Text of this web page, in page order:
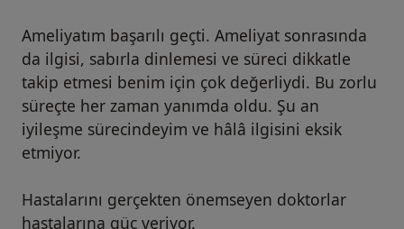
Ameliyatım başarılı geçti. Ameliyat sonrasında
da ilgisi, sabırla dinlemesi ve süreci dikkatle
takip etmesi benim için çok değerliydi. Bu zorlu
süreçte her zaman yanımda oldu. Şu an
iyileşme sürecindeyim ve hâlâ ilgisini eksik
etmiyor.
Hastalarını gerçekten önemseyen doktorlar
hastalarına güç veriyor.